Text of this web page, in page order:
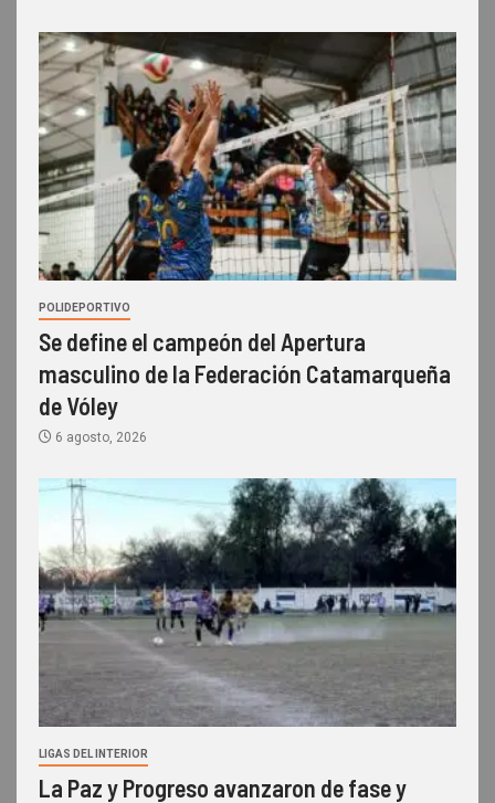
POLIDEPORTIVO
Se define el campeón del Apertura
masculino de la Federación Catamarqueña
de Vóley
6 agosto, 2026
LIGAS DEL INTERIOR
La Paz y Progreso avanzaron de fase y